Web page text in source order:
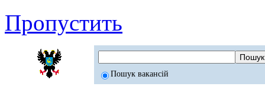
Пропустить
Пошук вакансій